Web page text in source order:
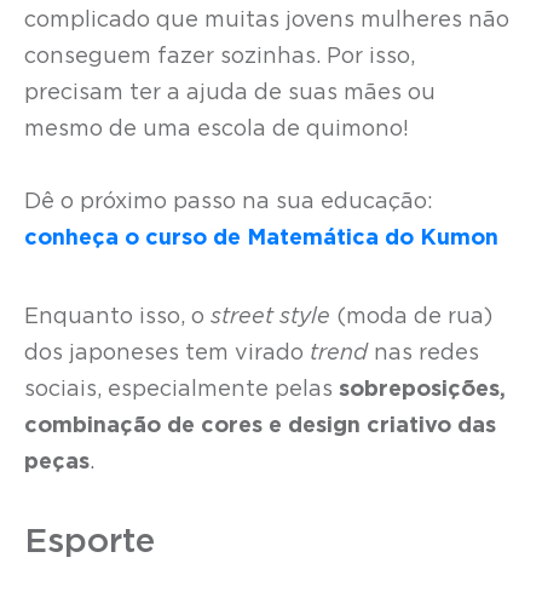
complicado que muitas jovens mulheres não
conseguem fazer sozinhas. Por isso,
precisam ter a ajuda de suas mães ou
mesmo de uma escola de quimono!
Dê o próximo passo na sua educação:
conheça o curso de Matemática do Kumon
Enquanto isso, o street style (moda de rua)
dos japoneses tem virado trend nas redes
sociais, especialmente pelas sobreposições,
combinação de cores e design criativo das
peças.
Esporte